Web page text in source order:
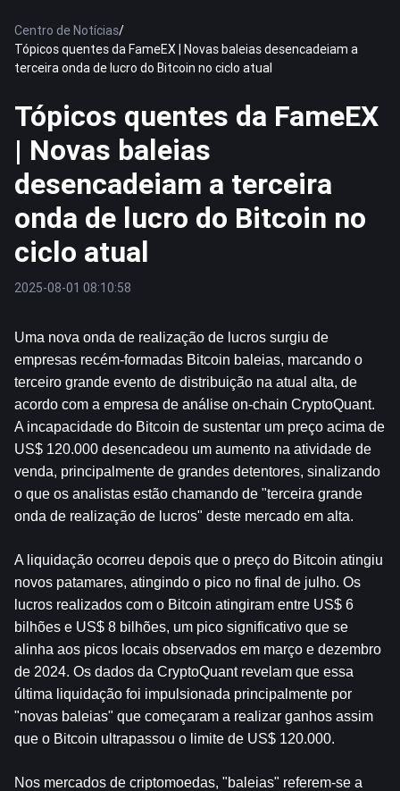
Centro de Notícias/
Tópicos quentes da FameEX | Novas baleias desencadeiam a
terceira onda de lucro do Bitcoin no ciclo atual
Tópicos quentes da FameEX
| Novas baleias
desencadeiam a terceira
onda de lucro do Bitcoin no
ciclo atual
2025-08-01 08:10:58
Uma nova onda de realização de lucros surgiu de
empresas recém-formadas Bitcoin baleias, marcando o
terceiro grande evento de distribuição na atual alta, de
acordo com a empresa de análise on-chain CryptoQuant.
A incapacidade do Bitcoin de sustentar um preço acima de
US$ 120.000 desencadeou um aumento na atividade de
venda, principalmente de grandes detentores, sinalizando
o que os analistas estão chamando de "terceira grande
onda de realização de lucros" deste mercado em alta.
A liquidação ocorreu depois que o preço do Bitcoin atingiu
novos patamares, atingindo o pico no final de julho. Os
lucros realizados com o Bitcoin atingiram entre US$ 6
bilhões e US$ 8 bilhões, um pico significativo que se
alinha aos picos locais observados em março e dezembro
de 2024. Os dados da CryptoQuant revelam que essa
última liquidação foi impulsionada principalmente por
"novas baleias" que começaram a realizar ganhos assim
que o Bitcoin ultrapassou o limite de US$ 120.000.
Nos mercados de criptomoedas, "baleias" referem-se a